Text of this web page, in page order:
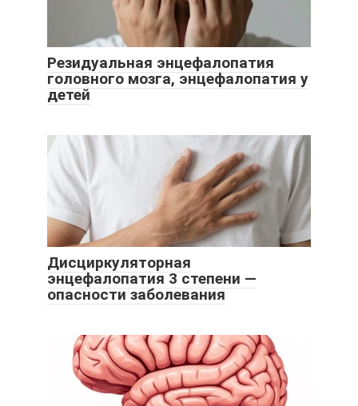
Резидуальная энцефалопатия
головного мозга, энцефалопатия у
детей
Дисциркуляторная
энцефалопатия 3 степени —
опасности заболевания